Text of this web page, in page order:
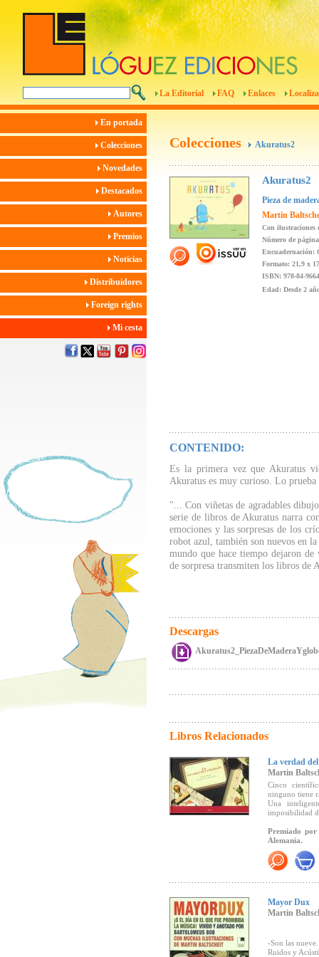
La Editorial FAQ Enlaces
En portada
Colecciones
Novedades
Destacados
Autores
Premios
Noticias
Distribuidores
Foreign rights
Mi cesta
Colecciones Akuratus2
Akuratus2
Pieza de
Martin
Con ilustraciones
Número de
Encuadernación:
Formato: 21,9 x
ISBN: 978-84-
Edad: Desde 2
CONTENIDO:
Es la primera vez que Akuratus
Akuratus es muy curioso. Lo
"... Con viñetas de agradables
serie de libros de Akuratus narra
emociones y las sorpresas de los
robot azul, también son nuevos en
mundo que hace tiempo dejaron
de sorpresa transmiten los libros
Descargas
Libros Relacionados
La verdad
Martin
Cinco
ninguno tiene
Una
imposibilidad
Premiado
Alemania.
"... relato casi
puede tener
ilustraciones,
texto a la
Mayor Dux
Martin
-Son las
Ruidos y